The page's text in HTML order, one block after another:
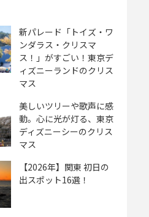
新パレード「トイズ・ワ
ンダラス・クリスマ
ス！」がすごい！東京デ
ィズニーランドのクリス
マス
美しいツリーや歌声に感
動。心に光が灯る、東京
ディズニーシーのクリス
マス
【2026年】関東 初日の
出スポット16選！